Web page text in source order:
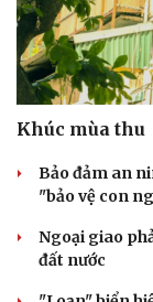
Khúc mùa thu
Bảo đảm an
"bảo vệ con
Ngoại giao
đất nước